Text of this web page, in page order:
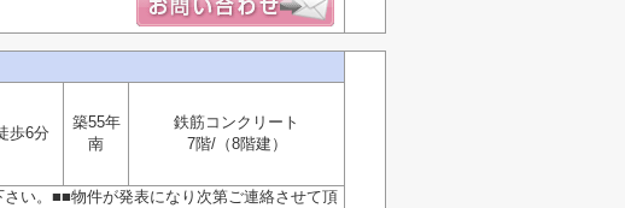
歩6分
築55年
南
鉄筋コンクリート
7階/（8階建）
い。■■物件が発表になり次第ご連絡させて頂